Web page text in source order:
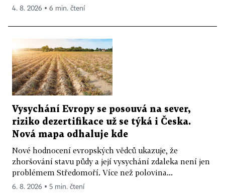
4. 8. 2026 ▪ 6 min. čtení
Vysychání Evropy se posouvá na sever,
riziko dezertifikace už se týká i Česka.
Nová mapa odhaluje kde
Nové hodnocení evropských vědců ukazuje, že
zhoršování stavu půdy a její vysychání zdaleka není jen
problémem Středomoří. Více než polovina...
6. 8. 2026 ▪ 5 min. čtení